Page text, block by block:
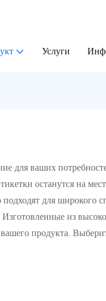
Услуги
для ваших
останутся на
для
из
продукта.